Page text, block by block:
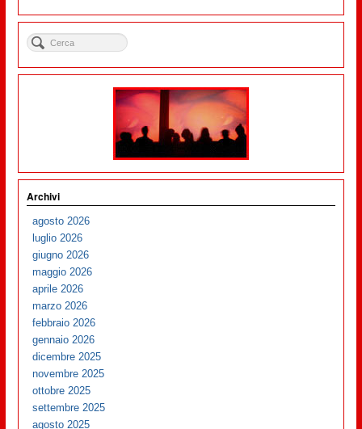
Archivi
agosto 2026
luglio 2026
giugno 2026
maggio 2026
aprile 2026
marzo 2026
febbraio 2026
gennaio 2026
dicembre 2025
novembre 2025
ottobre 2025
settembre 2025
agosto 2025